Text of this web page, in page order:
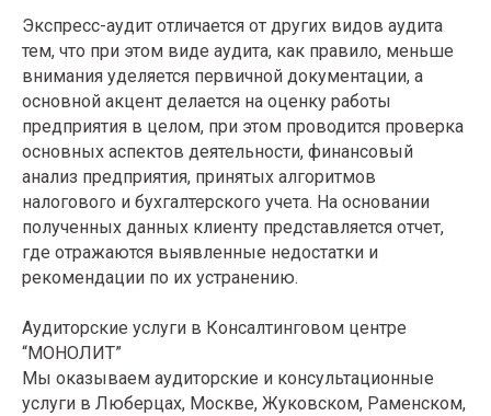
Экспресс-аудит отличается от других видов аудита
тем, что при этом виде аудита, как правило, меньше
внимания уделяется первичной документации, а
основной акцент делается на оценку работы
предприятия в целом, при этом проводится проверка
основных аспектов деятельности, финансовый
анализ предприятия, принятых алгоритмов
налогового и бухгалтерского учета. На основании
полученных данных клиенту представляется отчет,
где отражаются выявленные недостатки и
рекомендации по их устранению.
Аудиторские услуги в Консалтинговом центре
“МОНОЛИТ”
Мы оказываем аудиторские и консультационные
услуги в Люберцах, Москве, Жуковском, Раменском,